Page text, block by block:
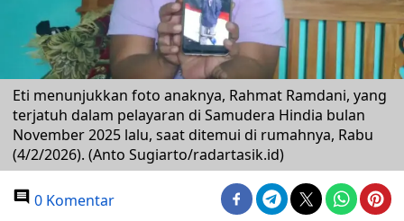
Eti menunjukkan foto anaknya, Rahmat Ramdani, yang
terjatuh dalam pelayaran di Samudera Hindia bulan
November 2025 lalu, saat ditemui di rumahnya, Rabu
(4/2/2026). (Anto Sugiarto/radartasik.id)
0 Komentar